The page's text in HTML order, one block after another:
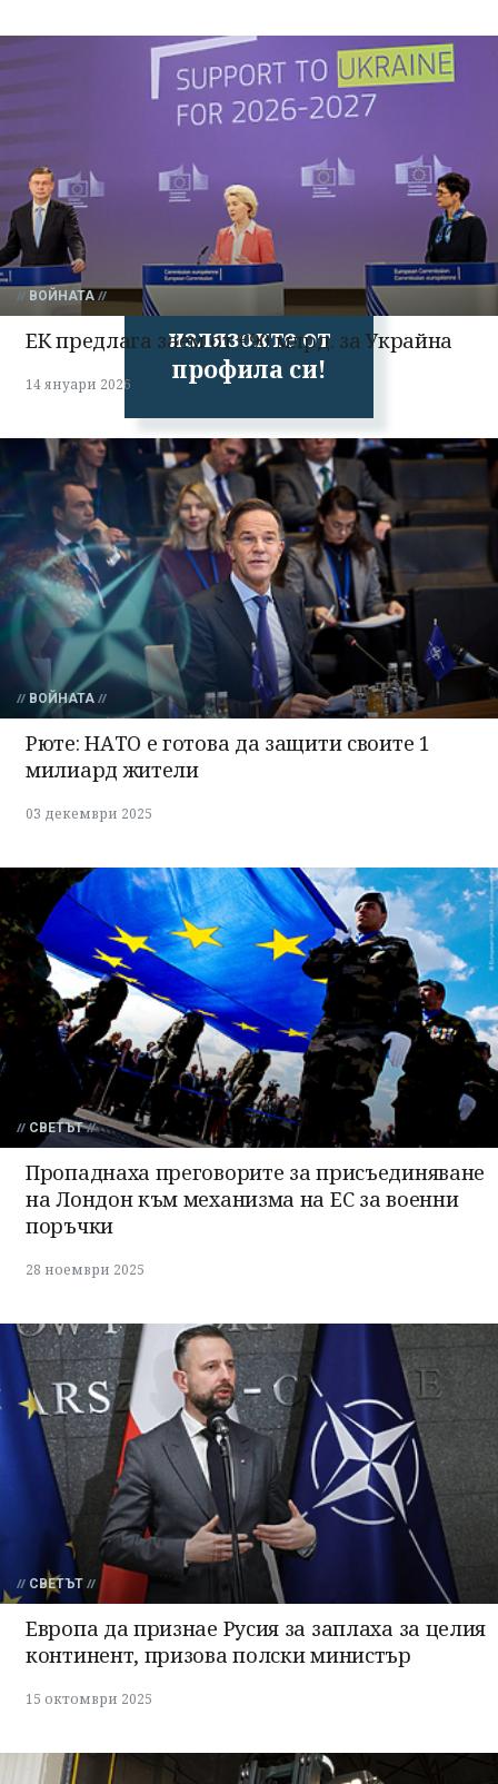
Успешно
излязохте от
профила си!
ВОЙНАТА
ЕК предлага заем от €90 млрд. за Украйна
14 януари 2026
ВОЙНАТА
Рюте: НАТО е готова да защити своите 1
милиард жители
03 декември 2025
СВЕТЪТ
Пропаднаха преговорите за присъединяване
на Лондон към механизма на ЕС за военни
поръчки
28 ноември 2025
СВЕТЪТ
Европа да признае Русия за заплаха за целия
континент, призова полски министър
15 октомври 2025